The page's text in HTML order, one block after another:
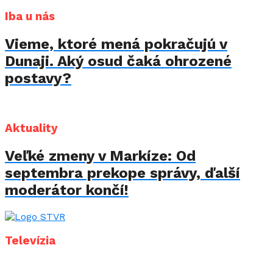
Iba u nás
Vieme, ktoré mená pokračujú v
Dunaji. Aký osud čaká ohrozené
postavy?
Aktuality
Veľké zmeny v Markíze: Od
septembra prekope správy, ďalší
moderátor končí!
Televízia